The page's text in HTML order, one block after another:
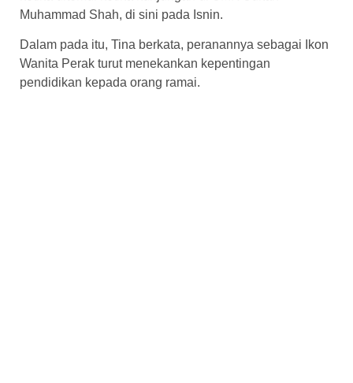
Muhammad Shah, di sini pada Isnin.
Dalam pada itu, Tina berkata, peranannya sebagai Ikon
Wanita Perak turut menekankan kepentingan
pendidikan kepada orang ramai.